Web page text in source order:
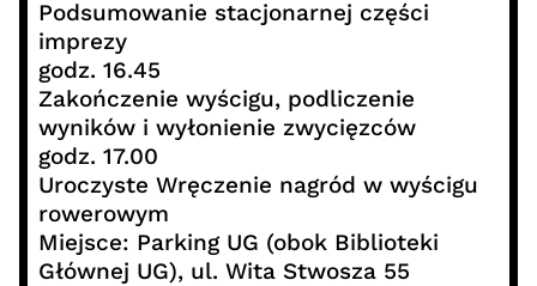
Podsumowanie stacjonarnej części
imprezy
godz. 16.45
Zakończenie wyścigu, podliczenie
wyników i wyłonienie zwycięzców
godz. 17.00
Uroczyste Wręczenie nagród w wyścigu
rowerowym
Miejsce: Parking UG (obok Biblioteki
Głównej UG), ul. Wita Stwosza 55